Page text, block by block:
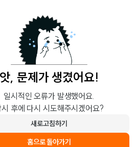
앗, 문제가 생겼어요!
일시적인 오류가 발생했어요.
후에 다시 시도해주시겠어요?
새로고침하기
홈으로 돌아가기